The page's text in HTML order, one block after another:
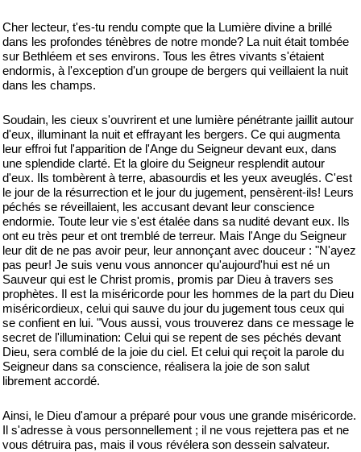
Cher lecteur, t'es-tu rendu compte que la Lumière divine a brillé
dans les profondes ténèbres de notre monde? La nuit était tombée
sur Bethléem et ses environs. Tous les êtres vivants s'étaient
endormis, à l'exception d'un groupe de bergers qui veillaient la nuit
dans les champs.
Soudain, les cieux s'ouvrirent et une lumière pénétrante jaillit autour
d'eux, illuminant la nuit et effrayant les bergers. Ce qui augmenta
leur effroi fut l'apparition de l'Ange du Seigneur devant eux, dans
une splendide clarté. Et la gloire du Seigneur resplendit autour
d'eux. Ils tombèrent à terre, abasourdis et les yeux aveuglés. C'est
le jour de la résurrection et le jour du jugement, pensèrent-ils! Leurs
péchés se réveillaient, les accusant devant leur conscience
endormie. Toute leur vie s'est étalée dans sa nudité devant eux. Ils
ont eu très peur et ont tremblé de terreur. Mais l'Ange du Seigneur
leur dit de ne pas avoir peur, leur annonçant avec douceur : "N'ayez
pas peur! Je suis venu vous annoncer qu'aujourd'hui est né un
Sauveur qui est le Christ promis, promis par Dieu à travers ses
prophètes. Il est la miséricorde pour les hommes de la part du Dieu
miséricordieux, celui qui sauve du jour du jugement tous ceux qui
se confient en lui. "Vous aussi, vous trouverez dans ce message le
secret de l'illumination: Celui qui se repent de ses péchés devant
Dieu, sera comblé de la joie du ciel. Et celui qui reçoit la parole du
Seigneur dans sa conscience, réalisera la joie de son salut
librement accordé.
Ainsi, le Dieu d'amour a préparé pour vous une grande miséricorde.
Il s'adresse à vous personnellement ; il ne vous rejettera pas et ne
vous détruira pas, mais il vous révélera son dessein salvateur.